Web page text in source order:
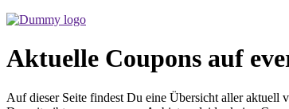
Aktuelle Coupons auf
Auf dieser Seite findest Du eine Übersicht aller aktuell